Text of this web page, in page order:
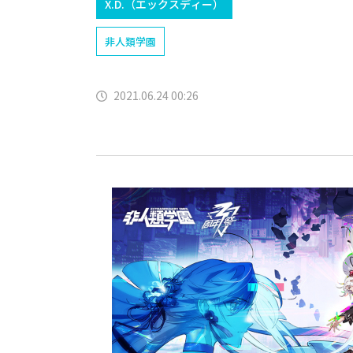
X.D.（エックスディー）
非人類学園
2021.06.24 00:26